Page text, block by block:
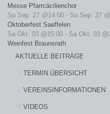
Messe Pfarrcäcilienchor
So Sep. 27 @14:00 - So Sep. 27
Oktoberfest Saeffelen
Sa Okt. 03 @15:00 - Sa Okt. 03
Weinfest Braunsrath
AKTUELLE BEITRÄGE
TERMIN ÜBERSICHT
VEREINSINFORMATIONEN
VIDEOS